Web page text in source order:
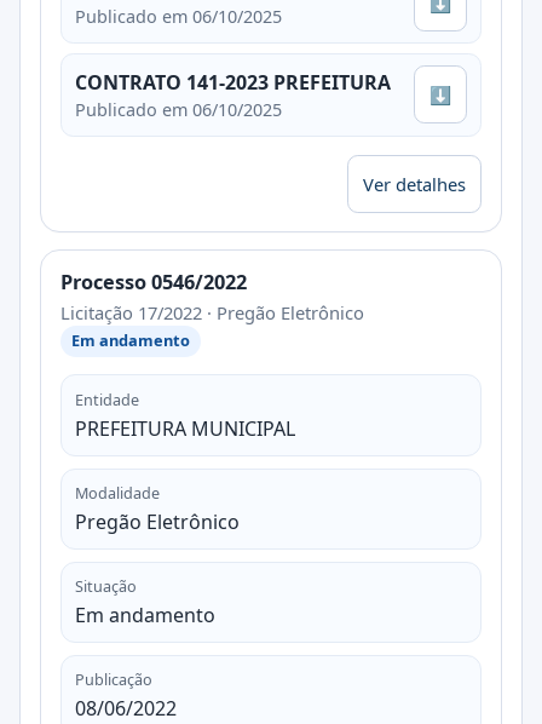
Publicado em 06/10/2025
CONTRATO 141-2023 PREFEITURA
Publicado em 06/10/2025
⬇
Ver detalhes
Processo 0546/2022
Licitação 17/2022 · Pregão Eletrônico
Em andamento
Entidade
PREFEITURA MUNICIPAL
Modalidade
Pregão Eletrônico
Situação
Em andamento
Publicação
08/06/2022